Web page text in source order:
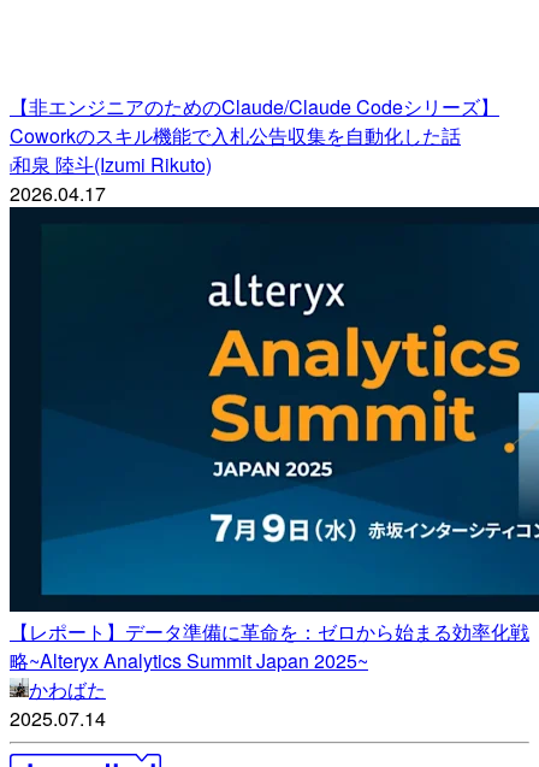
【非エンジニアのためのClaude/Claude Codeシリーズ】
Coworkのスキル機能で入札公告収集を自動化した話
i和泉 陸斗(Izumi Rikuto)
2026.04.17
【レポート】データ準備に革命を：ゼロから始まる効率化戦
略~Alteryx Analytics Summit Japan 2025~
かわばた
2025.07.14